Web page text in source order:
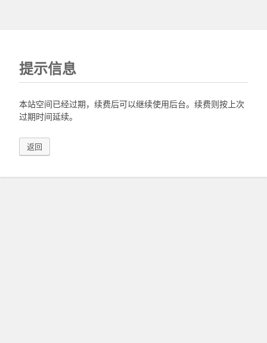
提示信息
本站空间已经过期，续费后可以继续使用后台。续费则按上次
过期时间延续。
返回